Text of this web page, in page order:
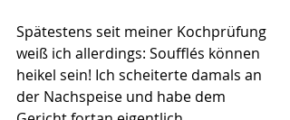
Spätestens seit meiner Kochprüfung
weiß ich allerdings: Soufflés können
heikel sein! Ich scheiterte damals an
der Nachspeise und habe dem